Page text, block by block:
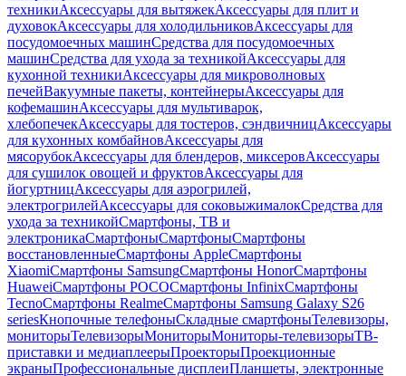
техникиАксессуары для вытяжекАксессуары для плит и
духовокАксессуары для холодильниковАксессуары для
посудомоечных машинСредства для посудомоечных
машинСредства для ухода за техникойАксессуары для
кухонной техникиАксессуары для микроволновых
печейВакуумные пакеты, контейнерыАксессуары для
кофемашинАксессуары для мультиварок,
хлебопечекАксессуары для тостеров, сэндвичницАксессуары
для кухонных комбайновАксессуары для
мясорубокАксессуары для блендеров, миксеровАксессуары
для сушилок овощей и фруктовАксессуары для
йогуртницАксессуары для аэрогрилей,
электрогрилейАксессуары для соковыжималокСредства для
ухода за техникойСмартфоны, ТВ и
электроникаСмартфоныСмартфоныСмартфоны
восстановленныеСмартфоны AppleСмартфоны
XiaomiСмартфоны SamsungСмартфоны HonorСмартфоны
HuaweiСмартфоны POCOСмартфоны InfinixСмартфоны
TecnoСмартфоны RealmeСмартфоны Samsung Galaxy S26
seriesКнопочные телефоныСкладные смартфоныТелевизоры,
мониторыТелевизорыМониторыМониторы-телевизорыТВ-
приставки и медиаплеерыПроекторыПроекционные
экраныПрофессиональные дисплеиПланшеты, электронные